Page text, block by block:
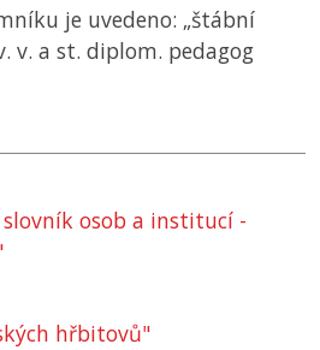
je uvedeno: „štábní
v. a st. diplom. pedagog
osob a institucí -
hřbitovů"